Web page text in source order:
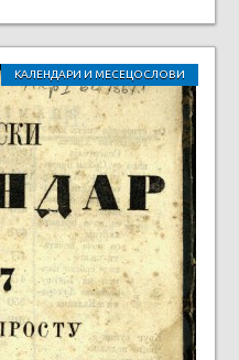
КАЛЕНДАРИ И МЕСЕЦОСЛОВИ